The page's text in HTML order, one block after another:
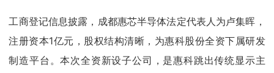
工商登记信息披露，成都惠芯半导体法定代表人为卢集晖，
注册资本1亿元，股权结构清晰，为惠科股份全资下属研发
制造平台。本次全资新设子公司，是惠科跳出传统显示主